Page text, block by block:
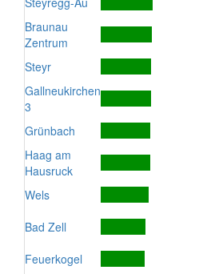
Braunau
Zentrum
Steyr
Gallneukirchen
3
Grünbach
Haag am
Hausruck
Wels
Bad Zell
Feuerkogel